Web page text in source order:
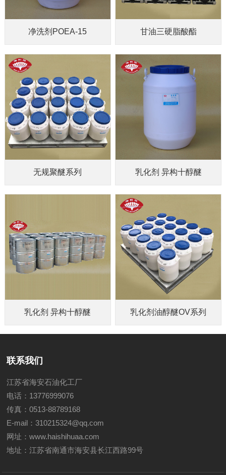
净洗剂POEA-15 甘油三硬脂酸酯
无规聚醚系列 乳化剂 异构十醇醚
乳化剂 异构十醇醚 乳化剂油醇醚OV系列
联系我们
江苏省海安石油化工厂
电话：13776999076
传真：0513-88789168
E-mail：310215324@qq.com
网址：www.haishihuaa.com
地址：江苏省南通市海安县长江西路99号